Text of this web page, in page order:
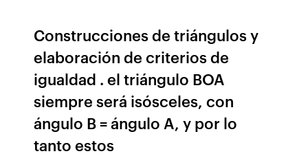
Construcciones de triángulos y
elaboración de criterios de
igualdad . el triángulo BOA
siempre será isósceles, con
ángulo B = ángulo A, y por lo
tanto estos